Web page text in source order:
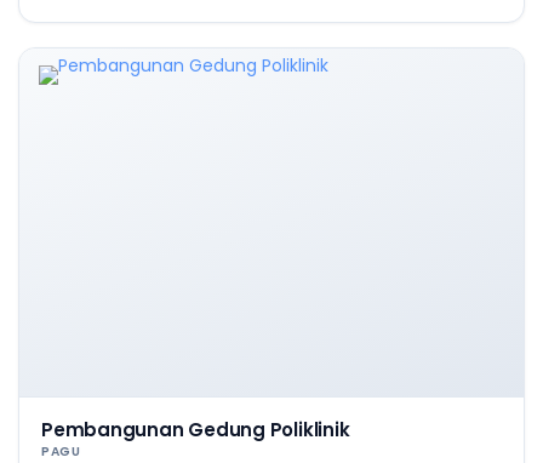
Pembangunan Gedung Poliklinik
PAGU